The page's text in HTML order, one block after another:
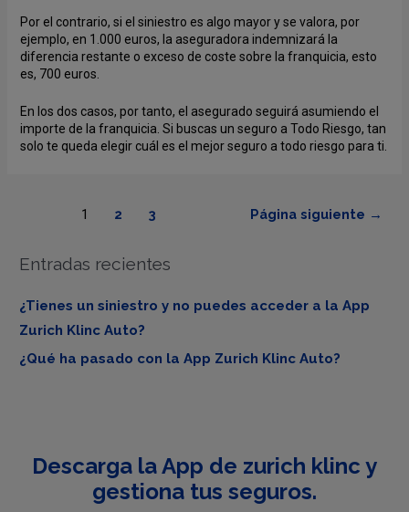
Por el contrario, si el siniestro es algo mayor y se valora, por
ejemplo, en 1.000 euros, la aseguradora indemnizará la
diferencia restante o exceso de coste sobre la franquicia, esto
es, 700 euros.
En los dos casos, por tanto, el asegurado seguirá asumiendo el
importe de la franquicia. Si buscas un seguro a Todo Riesgo, tan
solo te queda elegir cuál es el mejor seguro a todo riesgo para ti.
1 2 3 Página siguiente →
Entradas recientes
¿Tienes un siniestro y no puedes acceder a la App
Zurich Klinc Auto?
¿Qué ha pasado con la App Zurich Klinc Auto?
Descarga la App de zurich klinc y
gestiona tus seguros.